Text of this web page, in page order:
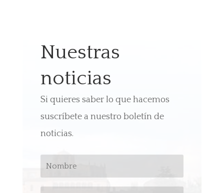
Nuestras
noticias
Si quieres saber lo que hacemos
suscríbete a nuestro boletín de
noticias.